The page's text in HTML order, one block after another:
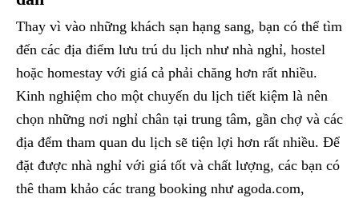
Thay vì vào những khách sạn hạng sang, bạn có thể tìm
đến các địa điểm lưu trú du lịch như nhà nghỉ, hostel
hoặc homestay với giá cả phải chăng hơn rất nhiều.
Kinh nghiệm cho một chuyến du lịch tiết kiệm là nên
chọn những nơi nghỉ chân tại trung tâm, gần chợ và các
địa đểm tham quan du lịch sẽ tiện lợi hơn rất nhiều. Để
đặt được nhà nghỉ với giá tốt và chất lượng, các bạn có
thê tham khảo các trang booking như agoda.com,